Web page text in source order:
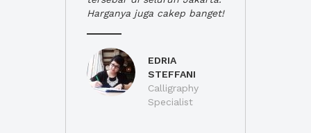
Harganya juga cakep banget!
EDRIA
STEFFANI
Calligraphy
Specialist